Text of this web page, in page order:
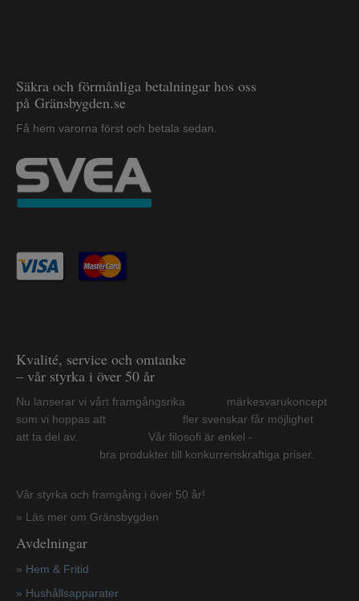
Säkra och förmånliga betalningar hos oss
på Gränsbygden.se
Få hem varorna först och betala sedan.
Kvalité, service och omtanke
– vår styrka i över 50 år
Nu lanserar vi vårt framgångsrika märkesvarukoncept
som vi hoppas att fler svenskar får möjlighet
att ta del av. Vår filosofi är enkel -
bra produkter till konkurrenskraftiga priser.
Vår styrka och framgång i över 50 år!
» Läs mer om Gränsbygden
Avdelningar
» Hem & Fritid
» Hushållsapparater